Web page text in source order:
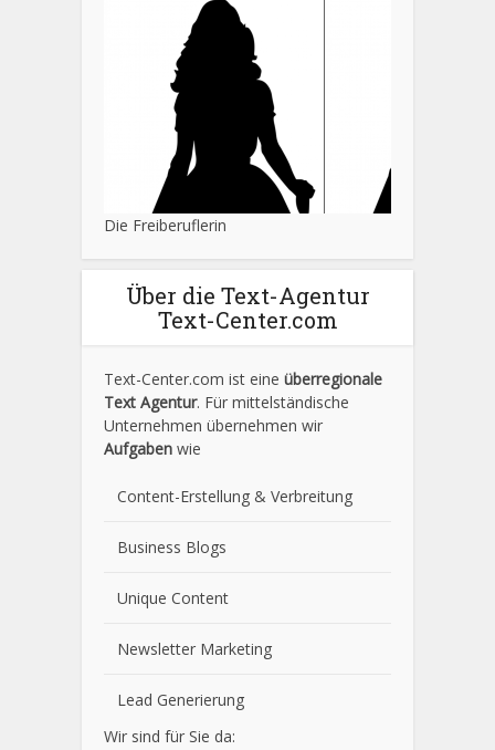
Die Freiberuflerin
Über die Text-Agentur
Text-Center.com
Text-Center.com ist eine überregionale
Text Agentur. Für mittelständische
Unternehmen übernehmen wir
Aufgaben wie
Content-Erstellung & Verbreitung
Business Blogs
Unique Content
Newsletter Marketing
Lead Generierung
Wir sind für Sie da: